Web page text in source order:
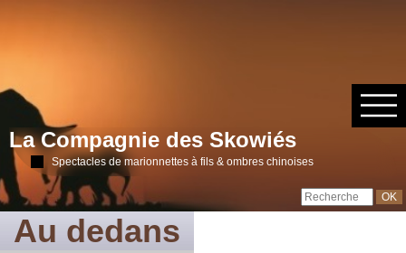
La Compagnie des Skowiés
Spectacles de marionnettes à fils & ombres chinoises
Au dedans